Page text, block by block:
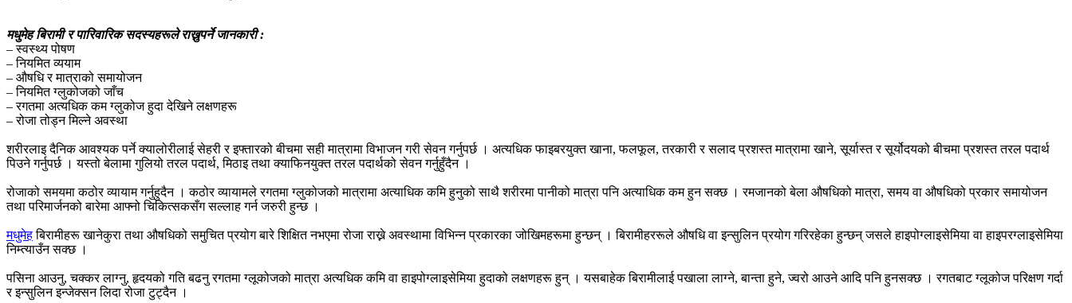
मधुमेह बिरामी र पारिवारिक सदस्यहरूले राख्नुपर्ने जानकारी :
– स्वस्थ्य पोषण
– नियमित व्ययाम
– औषधि र मात्राको समायोजन
– नियमित ग्लुकोजको जाँच
– रगतमा अत्यधिक कम ग्लुकोज हुदा देखिने लक्षणहरू
– रोजा तोड्न मिल्ने अवस्था
शरीरलाइ दैनिक आवश्यक पर्ने क्यालोरीलाई सेहरी र इफ्तारको बीचमा सही मात्रामा विभाजन गरी सेवन गर्नुपर्छ । अत्यधिक फाइबरयुक्त खाना, फलफूल, तरकारी र सलाद प्रशस्त मात्रामा खाने, सूर्यास्त र सूर्योदयको बीचमा प्रशस्त तरल पदार्थ
पिउने गर्नुपर्छ । यस्तो बेलामा गुलियो तरल पदार्थ, मिठाइ तथा क्याफिनयुक्त तरल पदार्थको सेवन गर्नुहुँदैन ।
रोजाको समयमा कठोर व्यायाम गर्नुहुदैन । कठोर व्यायामले रगतमा ग्लुकोजको मात्रामा अत्याधिक कमि हुनुको साथै शरीरमा पानीको मात्रा पनि अत्याधिक कम हुन सक्छ । रमजानको बेला औषधिको मात्रा, समय वा औषधिको प्रकार समायोजन
तथा परिमार्जनको बारेमा आफ्नो चिकित्सकसँग सल्लाह गर्न जरुरी हुन्छ ।
मधुमेहबिरामीहरू ‍खानेकुरा तथा औषधिको समुचित प्रयोग बारे शिक्षित नभएमा रोजा राख्ने अवस्थामा विभिन्न प्रकारका जोखिमहरूमा हुन्छन् । बिरामीहररूले ‍औषधि वा इन्सुलिन प्रयोग गरिरहेका हुन्छन् जसले हाइपोग्लाइसेमिया वा हाइपरग्लाइसेमिया
निम्त्याउँन सक्छ ।
पसिना आउनु, चक्कर लाग्नु, हृदयको गति बढनु रगतमा ग्लूकोजको मात्रा अत्यधिक कमि वा हाइपोग्लाइसेमिया हुदाको लक्षणहरू हुन् । यसबाहेक बिरामीलाई पखाला लाग्ने, बान्ता हुने, ज्वरो आउने आदि पनि हुनसक्छ । रगतबाट ग्लूकोज परिक्षण गर्दा
र इन्सुलिन इन्जेक्सन लिदा रोजा टुट्दैन ।